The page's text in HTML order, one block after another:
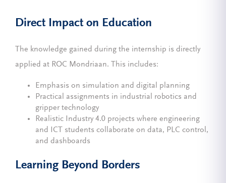
Direct Impact on Education
The knowledge gained during the internship is directly
applied at ROC Mondriaan. This includes:
Emphasis on simulation and digital planning
Practical assignments in industrial robotics and
gripper technology
Realistic Industry 4.0 projects where engineering
and ICT students collaborate on data, PLC control,
and dashboards
Learning Beyond Borders